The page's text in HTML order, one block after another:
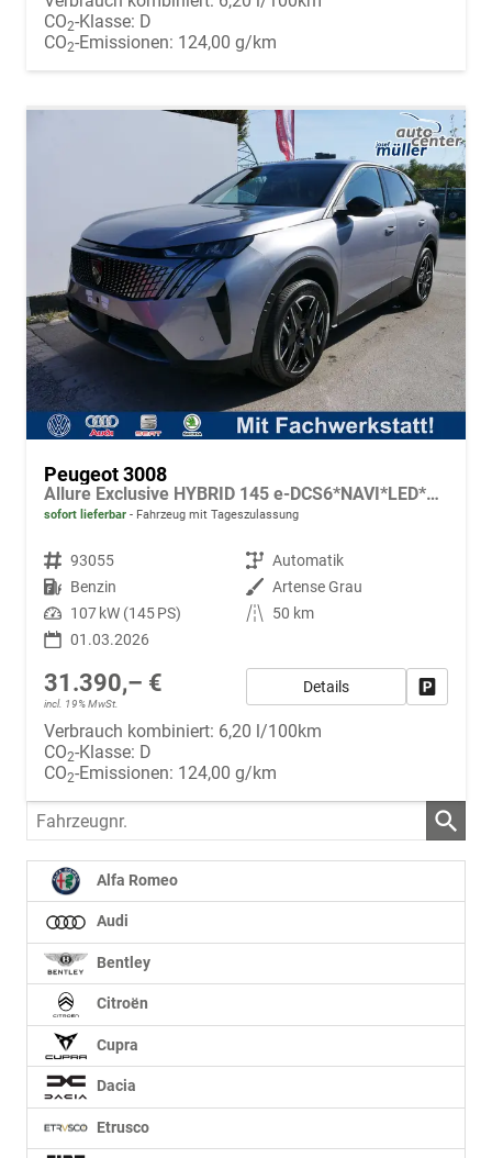
CO2-Klasse: D
CO2-Emissionen: 124,00 g/km
Peugeot 3008
Allure Exclusive HYBRID 145 e-DCS6*NAVI*LED*PDC*360*KAMERA*TEMPOMAT*19-ZOLL-ALU
sofort lieferbar Fahrzeug mit Tageszulassung
Fahrzeugnr. 93055 Getriebe Automatik
Kraftstoff Benzin Außenfarbe Artense Grau
Leistung 107 kW (145 PS) Kilometerstand
50 km
01.03.2026
31.390,– €
incl. 19% MwSt.
Details
Verbrauch kombiniert: 6,20 l/100km
CO2-Klasse: D
CO2-Emissionen: 124,00 g/km
Fahrzeugnr.
Alfa Romeo
Audi
Bentley
Citroën
Cupra
Dacia
Etrusco